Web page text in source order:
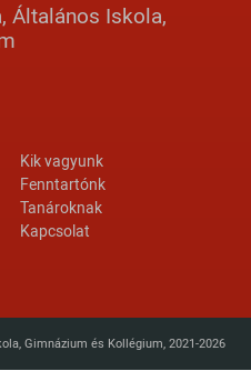
Általános Iskola,
Footer menu
Kik vagyunk
Fenntartónk
Tanároknak
Kapcsolat
Gimnázium és Kollégium, 2021-2026